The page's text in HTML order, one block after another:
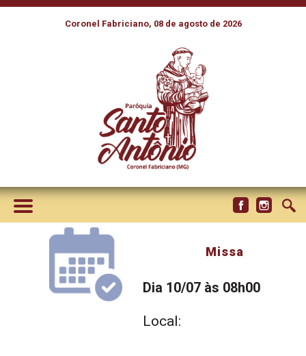
Coronel Fabriciano, 08 de agosto de 2026
Missa
Dia 10/07 às 08h00
Local: